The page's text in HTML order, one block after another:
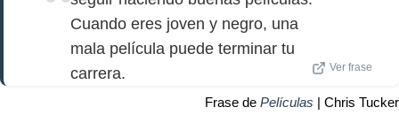
Cuando eres joven y negro, una
mala película puede terminar tu
carrera.
Ver frase
Frase de Películas | Chris Tucker